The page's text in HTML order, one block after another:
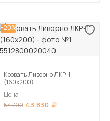
-20%
Кровать Ливорно ЛКР-1
(160х200)
Цена
54 790 43 830